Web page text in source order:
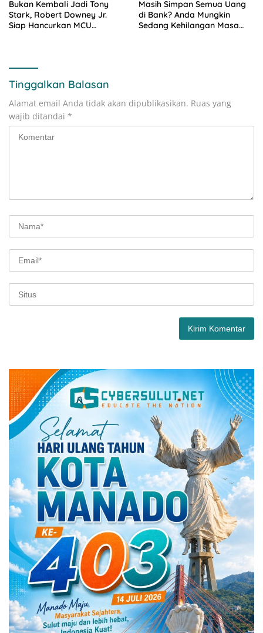
Bukan Kembali Jadi Tony
Stark, Robert Downey Jr.
Siap Hancurkan MCU
Masih Simpan Semua Uang
di Bank? Anda Mungkin
Sedang Kehilangan Masa
Tinggalkan Balasan
Alamat email Anda tidak akan dipublikasikan. Ruas yang
wajib ditandai *